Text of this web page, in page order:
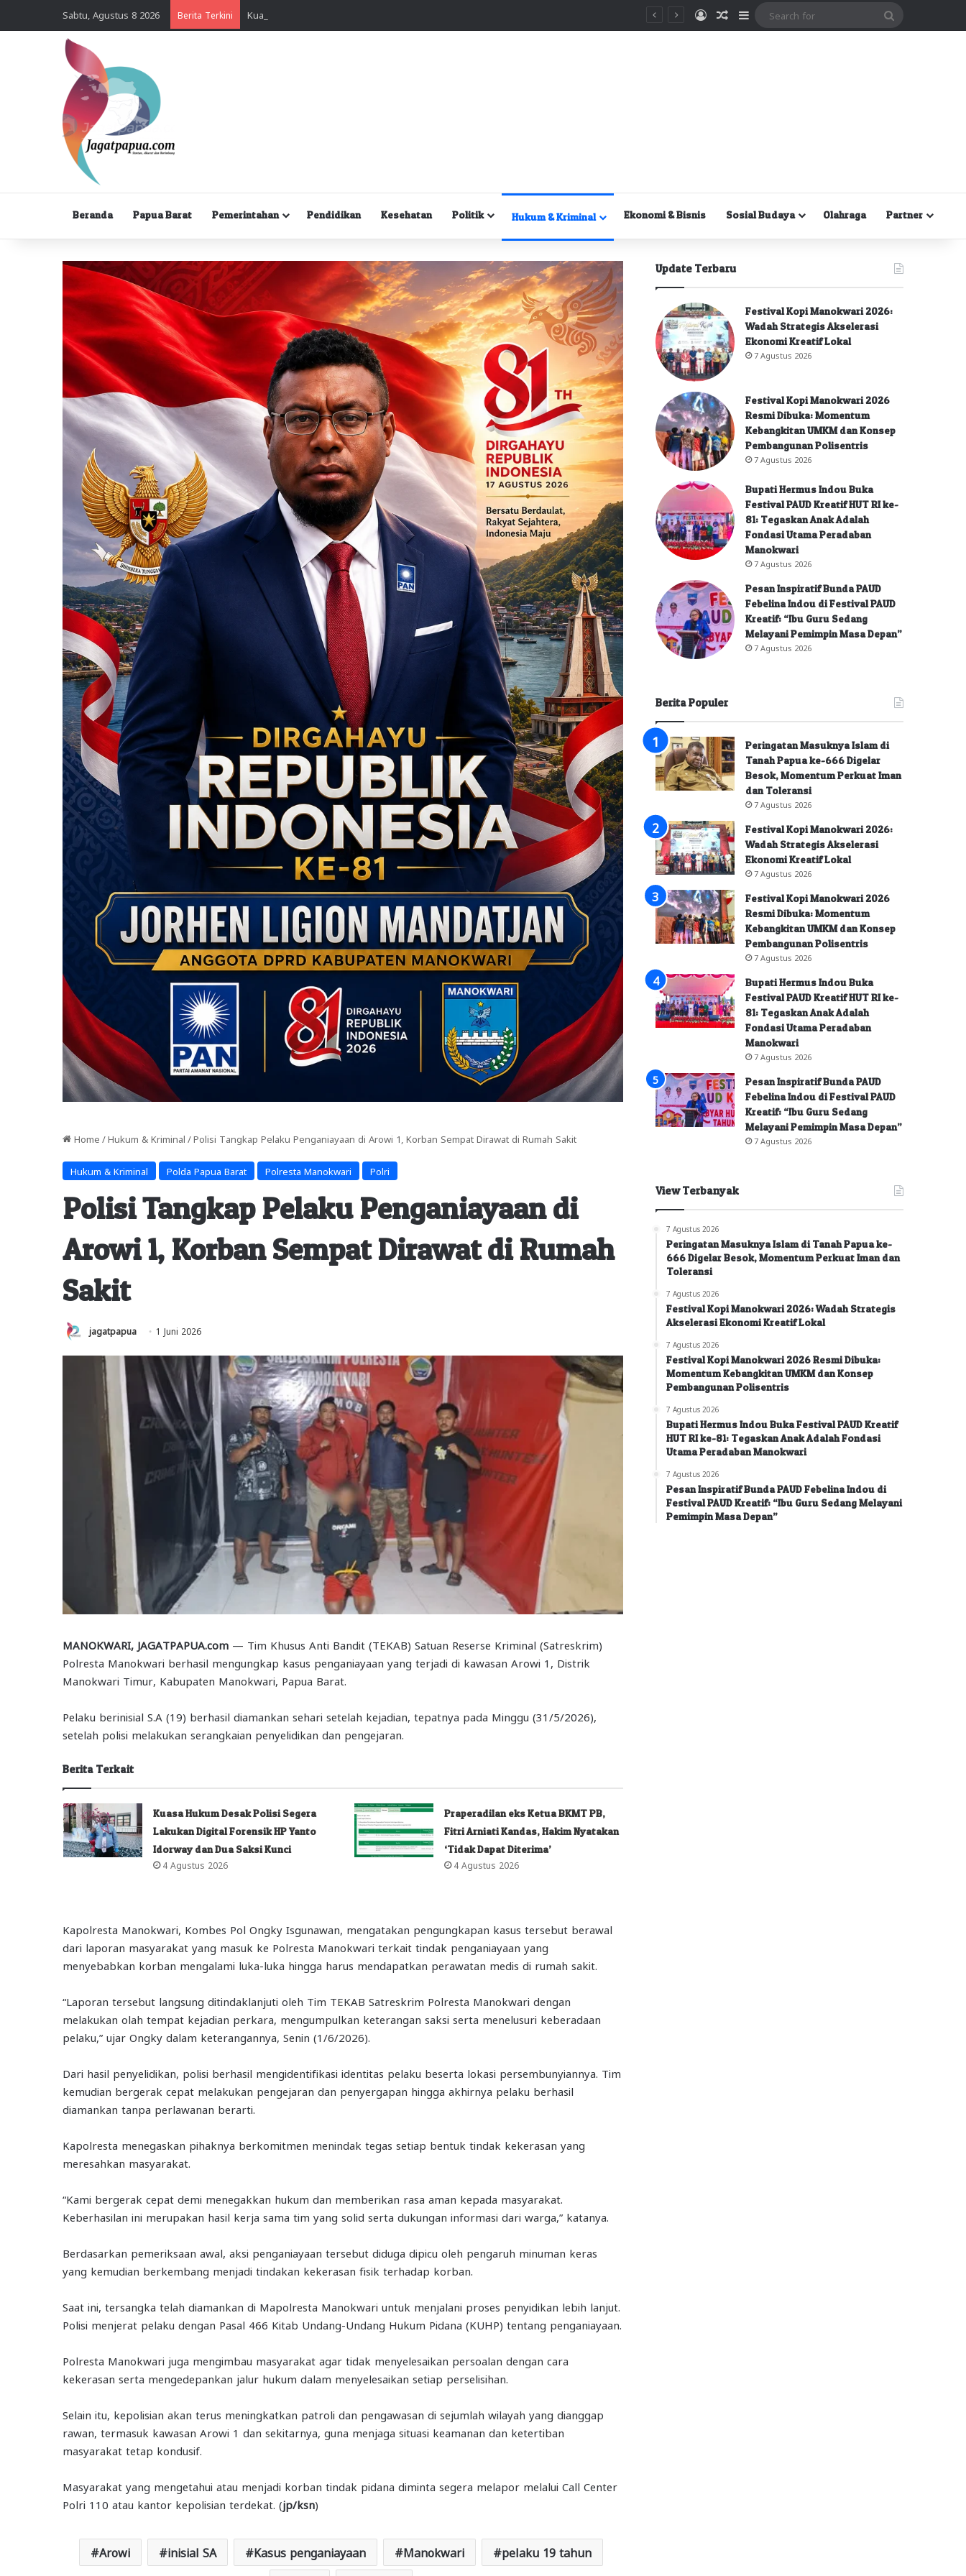
Sabtu, Agustus 8 2026 Berita Terkini MasukRandom Article
Sidebar
Beranda Papua Barat Pemerintahan Pendidikan Kesehatan Politik Hukum & Kriminal Ekonomi & Bisnis Sosial Budaya Olahraga Partner
Home / Hukum & Kriminal / Polisi Tangkap Pelaku Penganiayaan di Arowi 1, Korban Sempat Dirawat di Rumah Sakit
Hukum & Kriminal Polda Papua Barat Polresta Manokwari Polri
Polisi Tangkap Pelaku Penganiayaan di
Arowi 1, Korban Sempat Dirawat di Rumah
Sakit
jagatpapua 1 Juni 2026
MANOKWARI, JAGATPAPUA.com — Tim Khusus Anti Bandit (TEKAB) Satuan Reserse Kriminal (Satreskrim)
Polresta Manokwari berhasil mengungkap kasus penganiayaan yang terjadi di kawasan Arowi 1, Distrik
Manokwari Timur, Kabupaten Manokwari, Papua Barat.
Pelaku berinisial S.A (19) berhasil diamankan sehari setelah kejadian, tepatnya pada Minggu (31/5/2026),
setelah polisi melakukan serangkaian penyelidikan dan pengejaran.
Berita Terkait
Kuasa Hukum Desak Polisi Segera
Lakukan Digital Forensik HP Yanto
Idorway dan Dua Saksi Kunci
4 Agustus 2026
Praperadilan eks Ketua BKMT PB,
Fitri Arniati Kandas, Hakim Nyatakan
‘Tidak Dapat Diterima’
4 Agustus 2026
Kapolresta Manokwari, Kombes Pol Ongky Isgunawan, mengatakan pengungkapan kasus tersebut berawal
dari laporan masyarakat yang masuk ke Polresta Manokwari terkait tindak penganiayaan yang
menyebabkan korban mengalami luka-luka hingga harus mendapatkan perawatan medis di rumah sakit.
“Laporan tersebut langsung ditindaklanjuti oleh Tim TEKAB Satreskrim Polresta Manokwari dengan
melakukan olah tempat kejadian perkara, mengumpulkan keterangan saksi serta menelusuri keberadaan
pelaku,” ujar Ongky dalam keterangannya, Senin (1/6/2026).
Dari hasil penyelidikan, polisi berhasil mengidentifikasi identitas pelaku beserta lokasi persembunyiannya. Tim
kemudian bergerak cepat melakukan pengejaran dan penyergapan hingga akhirnya pelaku berhasil
diamankan tanpa perlawanan berarti.
Kapolresta menegaskan pihaknya berkomitmen menindak tegas setiap bentuk tindak kekerasan yang
meresahkan masyarakat.
“Kami bergerak cepat demi menegakkan hukum dan memberikan rasa aman kepada masyarakat.
Keberhasilan ini merupakan hasil kerja sama tim yang solid serta dukungan informasi dari warga,” katanya.
Berdasarkan pemeriksaan awal, aksi penganiayaan tersebut diduga dipicu oleh pengaruh minuman keras
yang kemudian berkembang menjadi tindakan kekerasan fisik terhadap korban.
Saat ini, tersangka telah diamankan di Mapolresta Manokwari untuk menjalani proses penyidikan lebih lanjut.
Polisi menjerat pelaku dengan Pasal 466 Kitab Undang-Undang Hukum Pidana (KUHP) tentang penganiayaan.
Polresta Manokwari juga mengimbau masyarakat agar tidak menyelesaikan persoalan dengan cara
kekerasan serta mengedepankan jalur hukum dalam menyelesaikan setiap perselisihan.
Selain itu, kepolisian akan terus meningkatkan patroli dan pengawasan di sejumlah wilayah yang dianggap
rawan, termasuk kawasan Arowi 1 dan sekitarnya, guna menjaga situasi keamanan dan ketertiban
masyarakat tetap kondusif.
Masyarakat yang mengetahui atau menjadi korban tindak pidana diminta segera melapor melalui Call Center
Polri 110 atau kantor kepolisian terdekat. (jp/ksn)
Arowi inisial SA Kasus penganiayaan Manokwari pelaku 19 tahun
Update Terbaru
Festival Kopi Manokwari 2026:
Wadah Strategis Akselerasi
Ekonomi Kreatif Lokal
7 Agustus 2026
Festival Kopi Manokwari 2026
Resmi Dibuka: Momentum
Kebangkitan UMKM dan Konsep
Pembangunan Polisentris
7 Agustus 2026
Bupati Hermus Indou Buka
Festival PAUD Kreatif HUT RI ke-
81: Tegaskan Anak Adalah
Fondasi Utama Peradaban
Manokwari
7 Agustus 2026
Pesan Inspiratif Bunda PAUD
Febelina Indou di Festival PAUD
Kreatif: “Ibu Guru Sedang
Melayani Pemimpin Masa Depan”
7 Agustus 2026
Berita Populer
Peringatan Masuknya Islam di
Tanah Papua ke-666 Digelar
Besok, Momentum Perkuat Iman
dan Toleransi
7 Agustus 2026
Festival Kopi Manokwari 2026:
Wadah Strategis Akselerasi
Ekonomi Kreatif Lokal
7 Agustus 2026
Festival Kopi Manokwari 2026
Resmi Dibuka: Momentum
Kebangkitan UMKM dan Konsep
Pembangunan Polisentris
7 Agustus 2026
Bupati Hermus Indou Buka
Festival PAUD Kreatif HUT RI ke-
81: Tegaskan Anak Adalah
Fondasi Utama Peradaban
Manokwari
7 Agustus 2026
Pesan Inspiratif Bunda PAUD
Febelina Indou di Festival PAUD
Kreatif: “Ibu Guru Sedang
Melayani Pemimpin Masa Depan”
7 Agustus 2026
View Terbanyak
7 Agustus 2026
Peringatan Masuknya Islam di Tanah Papua ke-
666 Digelar Besok, Momentum Perkuat Iman dan
Toleransi
7 Agustus 2026
Festival Kopi Manokwari 2026: Wadah Strategis
Akselerasi Ekonomi Kreatif Lokal
7 Agustus 2026
Festival Kopi Manokwari 2026 Resmi Dibuka:
Momentum Kebangkitan UMKM dan Konsep
Pembangunan Polisentris
7 Agustus 2026
Bupati Hermus Indou Buka Festival PAUD Kreatif
HUT RI ke-81: Tegaskan Anak Adalah Fondasi
Utama Peradaban Manokwari
7 Agustus 2026
Pesan Inspiratif Bunda PAUD Febelina Indou di
Festival PAUD Kreatif: “Ibu Guru Sedang Melayani
Pemimpin Masa Depan”